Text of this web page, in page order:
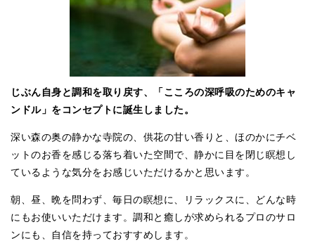
じぶん自身と調和を取り戻す、「こころの深呼吸のためのキャ
ンドル」をコンセプトに誕生しました。
深い森の奥の静かな寺院の、供花の甘い香りと、ほのかにチベ
ットのお香を感じる落ち着いた空間で、静かに目を閉じ瞑想し
ているような気分をお感じいただけるかと思います。
朝、昼、晩を問わず、毎日の瞑想に、リラックスに、どんな時
にもお使いいただけます。調和と癒しが求められるプロのサロ
ンにも、自信を持っておすすめします。